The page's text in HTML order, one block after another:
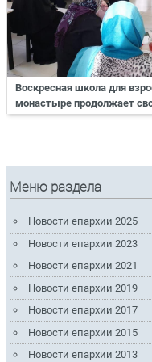
Воскресная школа для
монастыре продолжает
Меню раздела
Новости епархии 2025
Новости епархии 2023
Новости епархии 2021
Новости епархии 2019
Новости епархии 2017
Новости епархии 2015
Новости епархии 2013